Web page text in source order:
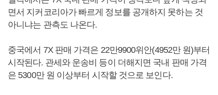
면서 지커코리아가 빠르게 정보를 공개하지 못하는 것
아니냐는 관측도 나온다.
중국에서 7X 판매 가격은 22만9900위안(4952만 원)부터
시작된다. 관세와 운송비 등이 더해지면 국내 판매 가격
은 5300만 원 이상부터 시작할 것으로 보인다.